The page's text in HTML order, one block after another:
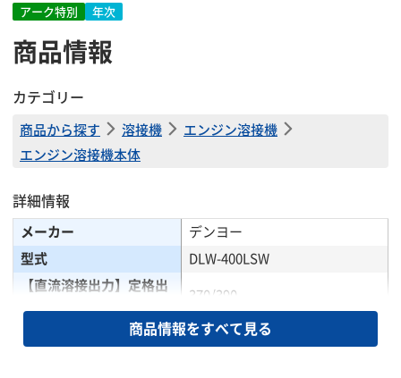
アーク特別 年次
商品情報
カテゴリー
商品から探す 溶接機
エンジン溶接機
エンジン溶接機本体
詳細情報
メーカー
デンヨー
型式
DLW-400LSW
【直流溶接出力】定格出
370/390
【直流溶接出力】使用率商品情報をすべて見る